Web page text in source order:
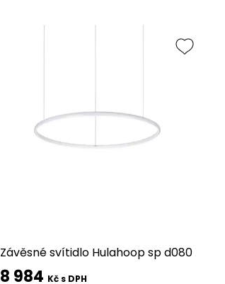
Závěsné svítidlo Hulahoop sp d080
8 984 Kč s DPH